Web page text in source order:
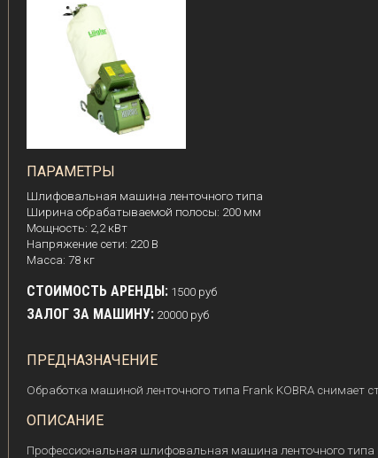
ПАРАМЕТРЫ
Шлифовальная машина ленточного типа
Ширина обрабатываемой полосы: 200 мм
Мощность: 2,2 кВт
Напряжение сети: 220 В
Масса: 78 кг
СТОИМОСТЬ АРЕНДЫ: 1500 руб
ЗАЛОГ ЗА МАШИНУ: 20000 руб
ПРЕДНАЗНАЧЕНИЕ
Обработка машиной ленточного типа Frank KOBRA снимает
ОПИСАНИЕ
Профессиональная шлифовальная машина ленточного типа